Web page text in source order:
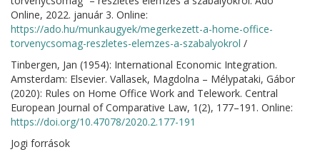
Online, 2022. január 3. Online:
https://ado.hu/munkaugyek/megerkezett-a-home-office-
torvenycsomag-reszletes-elemzes-a-szabalyokrol /
Tinbergen, Jan (1954): International Economic Integration.
Amsterdam: Elsevier. Vallasek, Magdolna – Mélypataki, Gábor
(2020): Rules on Home Office Work and Telework. Central
European Journal of Comparative Law, 1(2), 177–191. Online:
https://doi.org/10.47078/2020.2.177-191
Jogi források